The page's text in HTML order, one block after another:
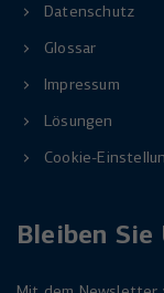
Datenschutz
Glossar
Impressum
Lösungen
Cookie-
Bleiben